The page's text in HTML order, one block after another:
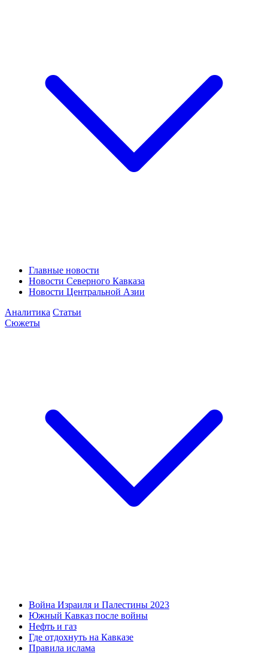
Главные новости
Новости Северного Кавказа
Новости Центральной Азии
Аналитика Статьи
Сюжеты
Война Израиля и Палестины 2023
Южный Кавказ после войны
Нефть и газ
Где отдохнуть на Кавказе
Правила ислама